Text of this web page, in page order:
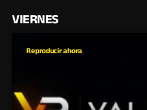
VIERNES
Reproducir ahora